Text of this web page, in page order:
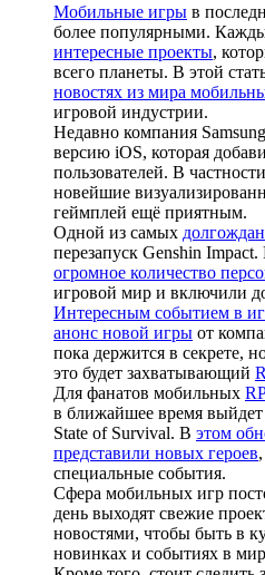
Мобильные игры в
более популярными.
интересные проекты,
всего планеты. В этой
новостях из мира
игровой индустрии.
Недавно компания Samsung
версию iOS, которая
пользователей. В
новейшие
геймплей ещё приятным.
Одной из самых
перезапуск Genshin Impact.
огромное количество
игровой мир и включили
Интересным событием в
анонс новой игры от
пока держится в секрете,
это будет захватывающий
Для фанатов мобильных
в ближайшее время
State of Survival. В этом
представили новых героев
специальные события.
Сфера мобильных игр
день выходят свежие
новостями, чтобы быть в
новинках и событиях в